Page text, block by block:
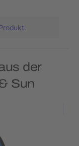
der
Sun